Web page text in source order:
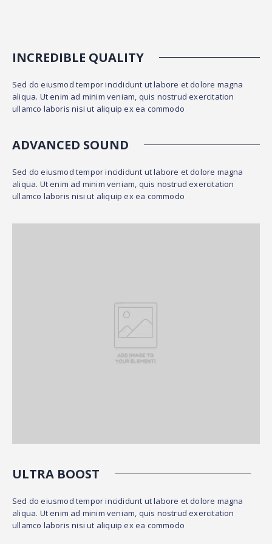
INCREDIBLE QUALITY
Sed do eiusmod tempor incididunt ut labore et dolore magna
aliqua. Ut enim ad minim veniam, quis nostrud exercitation
ullamco laboris nisi ut aliquip ex ea commodo
ADVANCED SOUND
Sed do eiusmod tempor incididunt ut labore et dolore magna
aliqua. Ut enim ad minim veniam, quis nostrud exercitation
ullamco laboris nisi ut aliquip ex ea commodo
ULTRA BOOST
Sed do eiusmod tempor incididunt ut labore et dolore magna
aliqua. Ut enim ad minim veniam, quis nostrud exercitation
ullamco laboris nisi ut aliquip ex ea commodo